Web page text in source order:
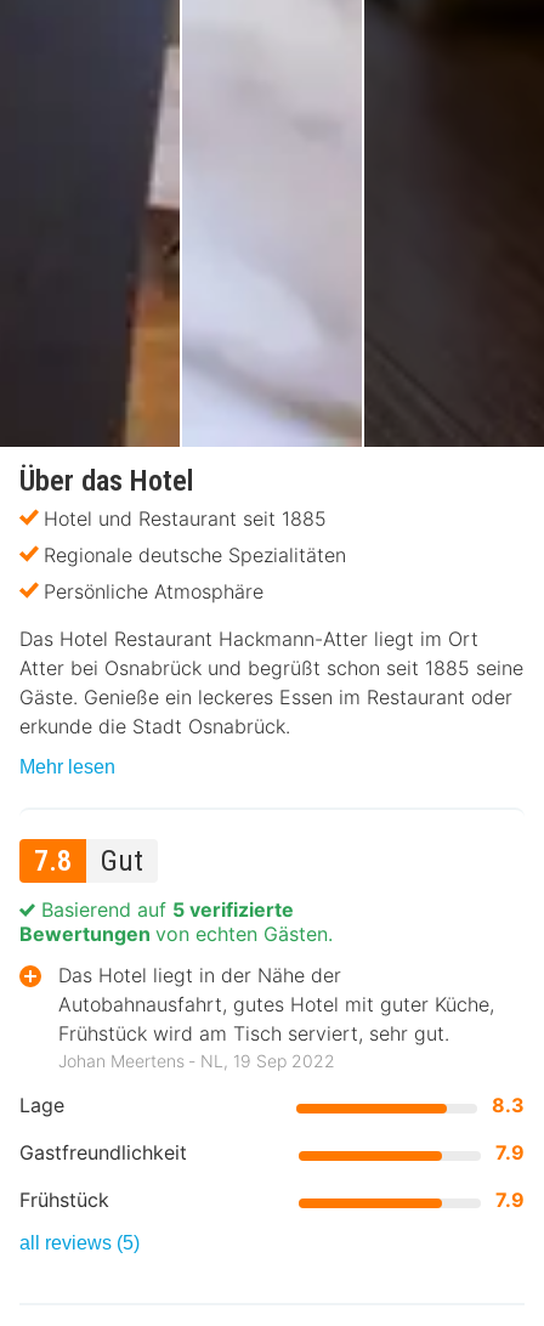
Über das Hotel
Hotel und Restaurant seit 1885
Regionale deutsche Spezialitäten
Persönliche Atmosphäre
Das Hotel Restaurant Hackmann-Atter liegt im Ort
Atter bei Osnabrück und begrüßt schon seit 1885 seine
Gäste. Genieße ein leckeres Essen im Restaurant oder
erkunde die Stadt Osnabrück.
Mehr lesen
7.8 Gut
Lage
8.3
Gastfreundlichkeit
7.9
Frühstück
7.9
Basierend auf 5 verifizierte
Bewertungen von echten Gästen.
Das Hotel liegt in der Nähe der
Autobahnausfahrt, gutes Hotel mit guter Küche,
Frühstück wird am Tisch serviert, sehr gut.
Johan Meertens ‐ NL, 19 Sep 2022
all reviews (5)